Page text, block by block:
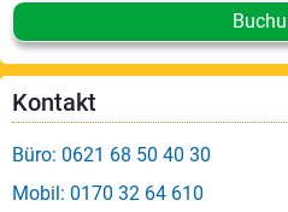
Kontakt
Büro: 0621 68 50 40 30
Mobil: 0170 32 64 610